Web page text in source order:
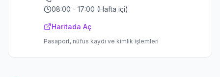
08:00 - 17:00 (Hafta içi)
Haritada Aç
Pasaport, nüfus kaydı ve kimlik işlemleri